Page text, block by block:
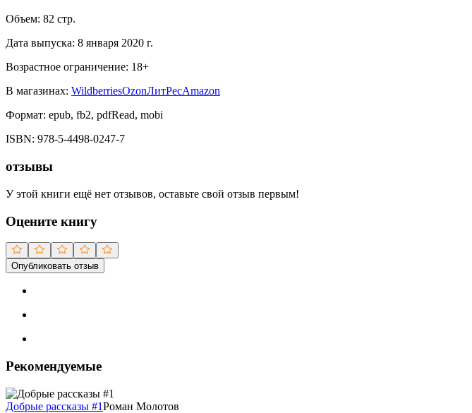
Объем: 82 стр.
Дата выпуска: 8 января 2020 г.
Возрастное ограничение: 18+
В магазинах: WildberriesOzonЛитРесAmazon
Формат: epub, fb2, pdfRead, mobi
ISBN: 978-5-4498-0247-7
отзывы
У этой книги ещё нет отзывов, оставьте свой отзыв первым!
Оцените книгу
Опубликовать отзыв
Рекомендуемые
Добрые рассказы #1Роман Молотов